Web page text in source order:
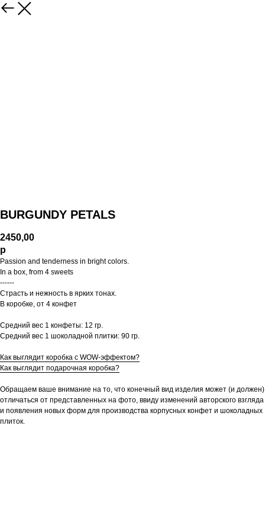
BURGUNDY PETALS
2450,00
р
Passion and tenderness in bright colors.
In a box, from 4 sweets
------
Страсть и нежность в ярких тонах.
В коробке, от 4 конфет
Средний вес 1 конфеты: 12 гр.
Средний вес 1 шоколадной плитки: 90 гр.
Как выглядит коробка с WOW-эффектом?
Как выглядит подарочная коробка?
Обращаем ваше внимание на то, что конечный вид изделия может (и должен)
отличаться от представленных на фото, ввиду изменений авторского взгляда
и появления новых форм для производства корпусных конфет и шоколадных
плиток.